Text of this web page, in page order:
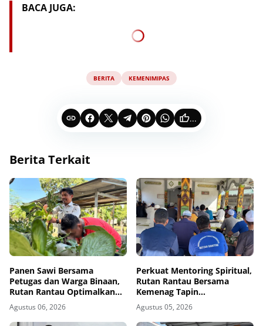
BACA JUGA:
BERITA KEMENIMIPAS
...
Berita Terkait
Panen Sawi Bersama
Petugas dan Warga Binaan,
Rutan Rantau Optimalkan
Lahan SAE untuk Pembinaan
Kemandirian
Agustus 06, 2026
Perkuat Mentoring Spiritual,
Rutan Rantau Bersama
Kemenag Tapin
Selenggarakan Kegiatan
Tausyiah
Agustus 05, 2026